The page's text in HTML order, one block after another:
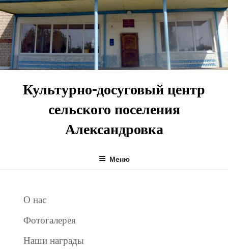
Перейти
к
содержимому
Культурно-досуговый центр
сельского поселения
Александровка
Меню
О нас
Фотогалерея
Наши награды